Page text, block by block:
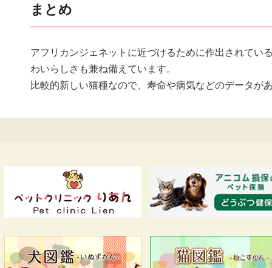
まとめ
アフリカンジェネットに近づけるために作出されてい
わいらしさも兼ね備えています。
比較的新しい猫種なので、寿命や病気などのデータが